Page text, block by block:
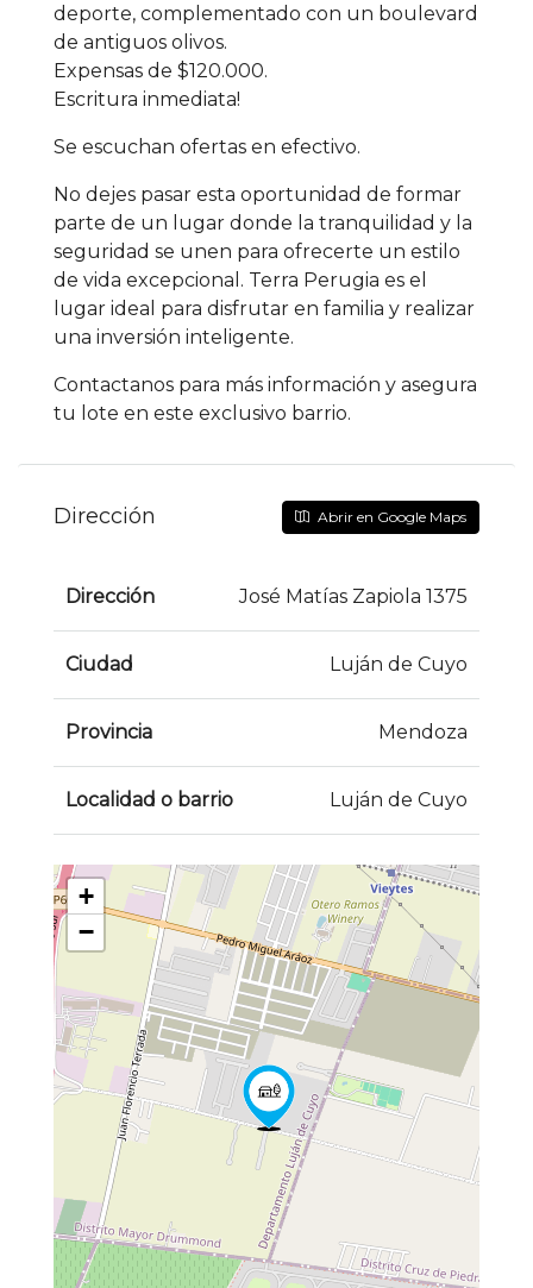
deporte, complementado con un boulevard
de antiguos olivos.
Expensas de $120.000.
Escritura inmediata!
Se escuchan ofertas en efectivo.
No dejes pasar esta oportunidad de formar
parte de un lugar donde la tranquilidad y la
seguridad se unen para ofrecerte un estilo
de vida excepcional. Terra Perugia es el
lugar ideal para disfrutar en familia y realizar
una inversión inteligente.
Contactanos para más información y asegura
tu lote en este exclusivo barrio.
Dirección Abrir en Google Maps
Dirección José Matías Zapiola 1375
Ciudad Luján de Cuyo
Provincia Mendoza
Localidad o barrio Luján de Cuyo
+
−